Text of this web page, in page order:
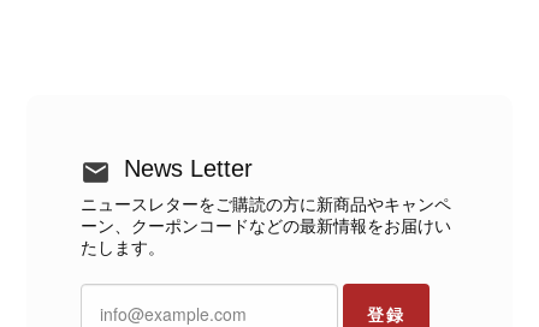
News Letter
ニュースレターをご購読の方に新商品やキャンペ
ーン、クーポンコードなどの最新情報をお届けい
たします。
登録